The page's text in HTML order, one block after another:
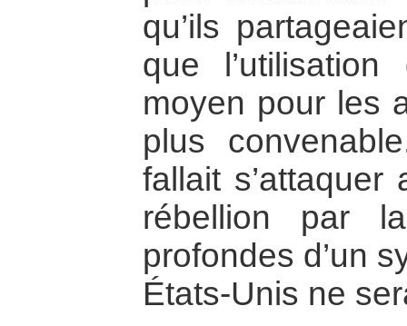
qu’ils
que
moyen pour les
plus
fallait
rébellion par
profondes d’un
États-Unis ne